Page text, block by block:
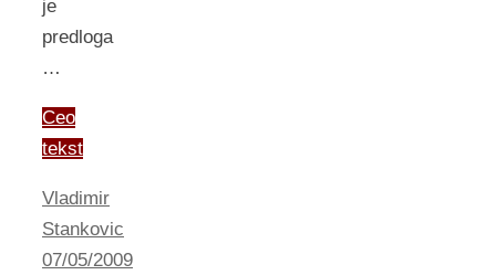
je
predloga
…
Ceo
tekst
Vladimir
Stankovic
07/05/2009